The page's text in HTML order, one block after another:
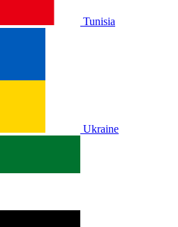
Tunisia
Ukraine